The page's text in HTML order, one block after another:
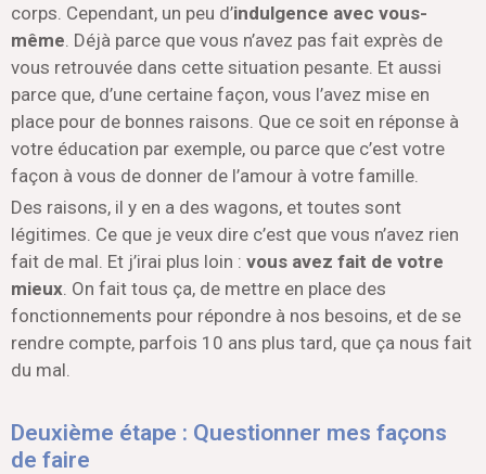
corps. Cependant, un peu d’indulgence avec vous-
même . Déjà parce que vous n’avez pas fait exprès de
vous retrouvée dans cette situation pesante. Et aussi
parce que, d’une certaine façon, vous l’avez mise en
place pour de bonnes raisons. Que ce soit en réponse à
votre éducation par exemple, ou parce que c’est votre
façon à vous de donner de l’amour à votre famille.
Des raisons, il y en a des wagons, et toutes sont
légitimes. Ce que je veux dire c’est que vous n’avez rien
fait de mal. Et j’irai plus loin : vous avez fait de votre
mieux . On fait tous ça, de mettre en place des
fonctionnements pour répondre à nos besoins, et de se
rendre compte, parfois 10 ans plus tard, que ça nous fait
du mal.
Deuxième étape : Questionner mes façons
de faire